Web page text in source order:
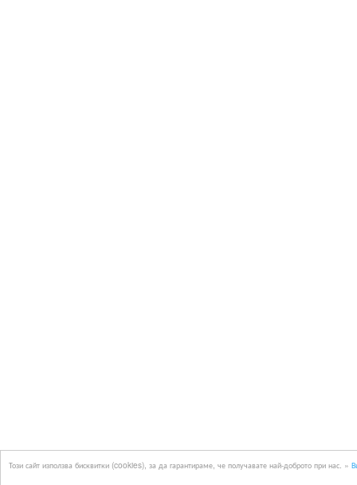
Този сайт използва бисквитки (cookies), за да гарантираме, че получавате най-доброто при нас. »